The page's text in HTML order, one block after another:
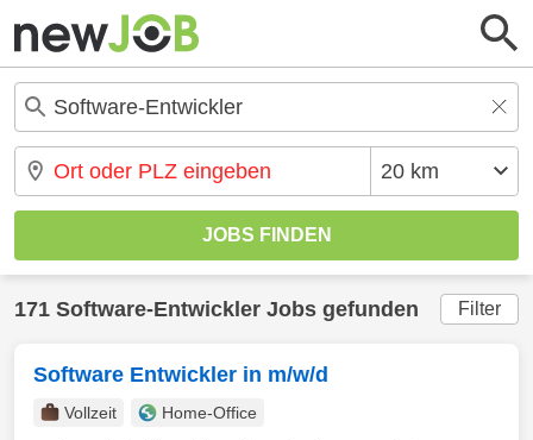
171 Software-Entwickler Jobs gefunden Filter
Software Entwickler in m/w/d
Vollzeit
Home-Office